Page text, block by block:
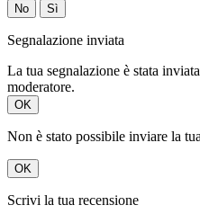
No Sì
Segnalazione inviata
La tua segnalazione è stata
moderatore.
OK
Non è stato possibile inviare la
OK
Scrivi la tua recensione